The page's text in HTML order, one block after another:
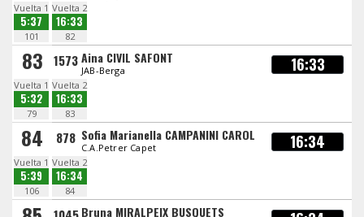
Vuelta 1
5:37
101
Vuelta 2
16:33
82
83 1573Aina CIVIL SAFONT
JAB-Berga 16:33
Vuelta 1
5:32
79
Vuelta 2
16:33
83
84 878 Sofia Marianella CAMPANINI CAROL
C.A.Petrer Capet 16:34
Vuelta 1
5:39
106
Vuelta 2
16:34
84
Bruna MIRALPEIX BUSQUETS